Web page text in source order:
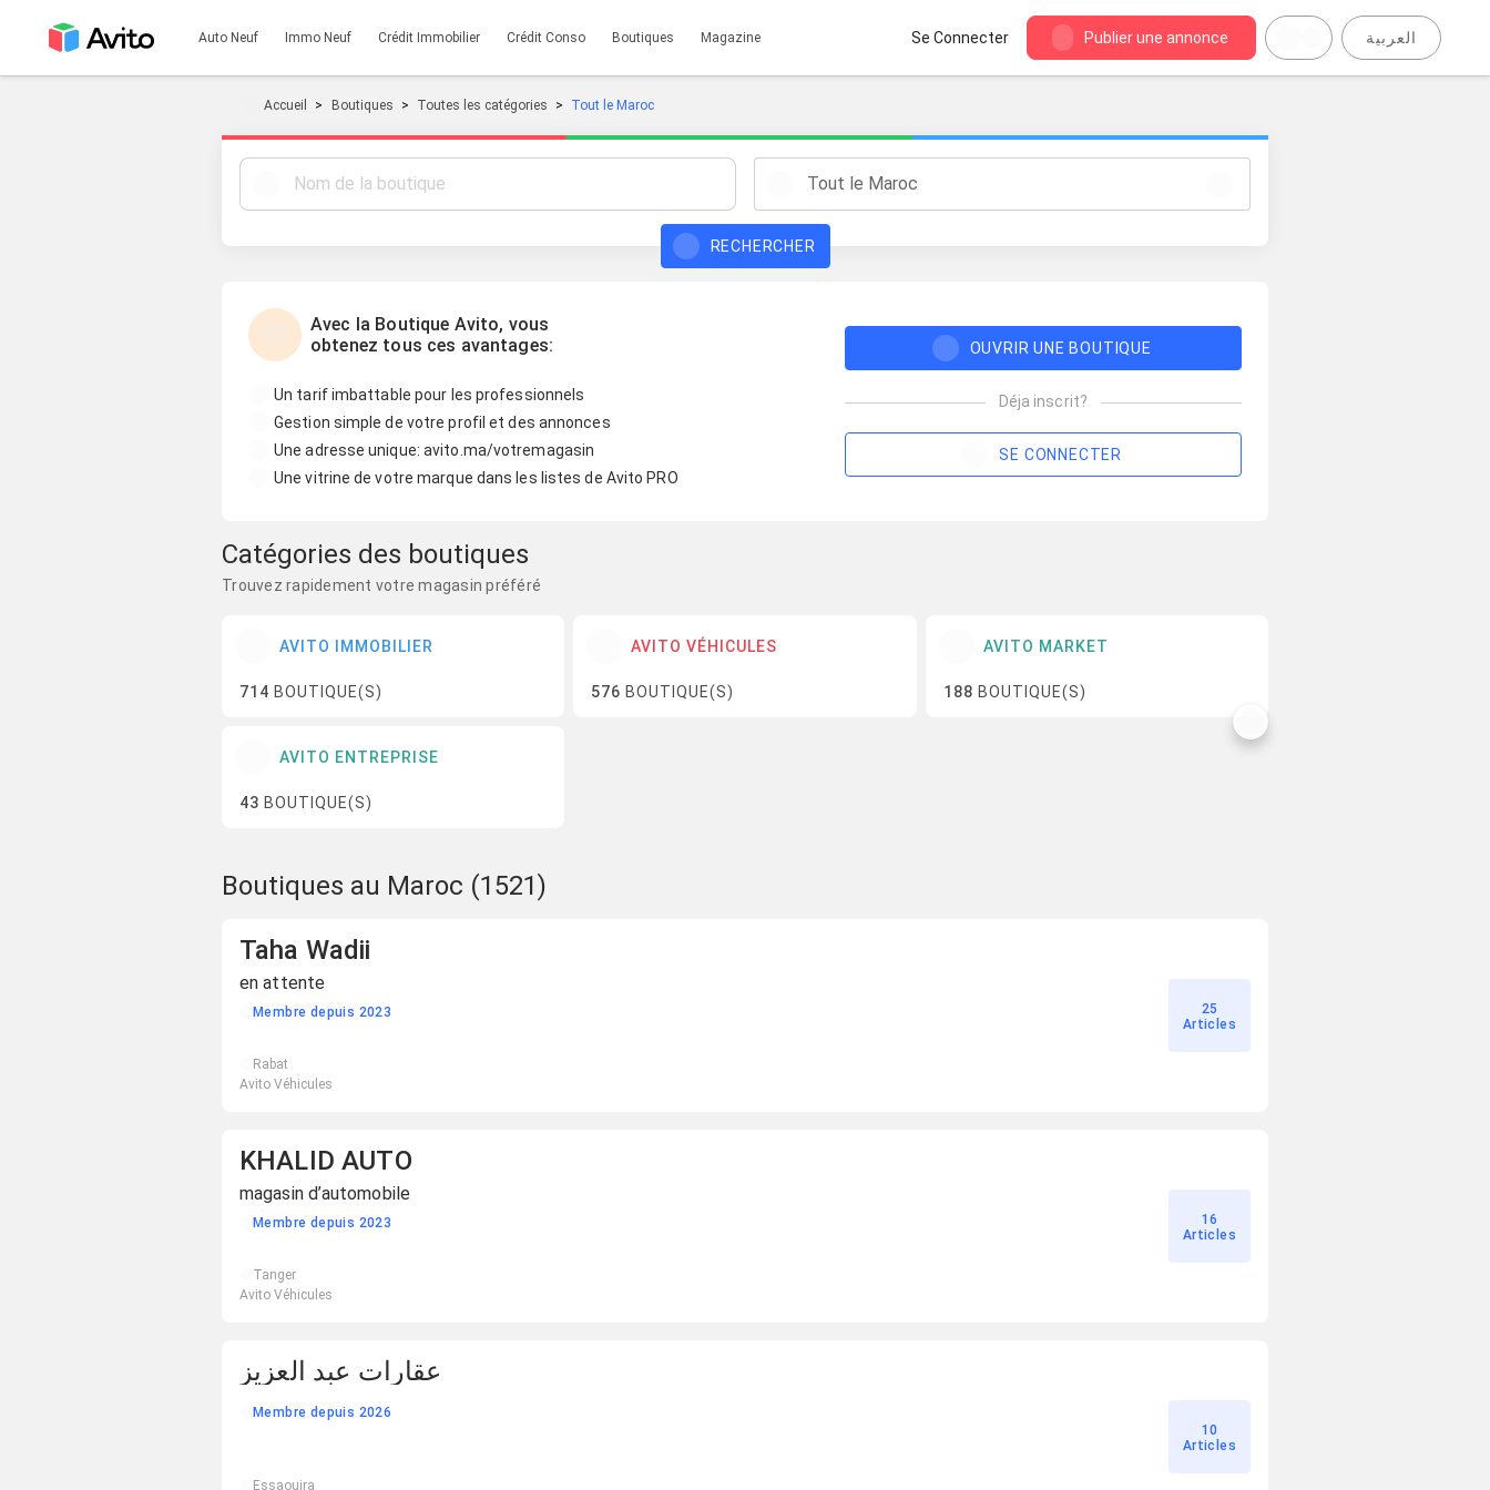
Auto Neuf Immo Neuf Crédit Immobilier Crédit Conso Boutiques Magazine Se Connecter Publier une annonce العربية
Accueil Boutiques Toutes les catégories Tout le Maroc
Tout le Maroc
RECHERCHER
Avec la Boutique Avito, vous
obtenez tous ces avantages:
Un tarif imbattable pour les professionnels
Gestion simple de votre profil et des annonces
Une adresse unique: avito.ma/votremagasin
Une vitrine de votre marque dans les listes de Avito PRO
OUVRIR UNE BOUTIQUE
Déja inscrit?
SE CONNECTER
Catégories des boutiques
Trouvez rapidement votre magasin préféré
AVITO IMMOBILIER
714 BOUTIQUE(S)
AVITO VÉHICULES
576 BOUTIQUE(S)
AVITO MARKET
188 BOUTIQUE(S)
AVITO ENTREPRISE
43 BOUTIQUE(S)
Boutiques au Maroc (1521)
Taha Wadii
en attente
Membre depuis 2023
Rabat
Avito Véhicules
25
Articles
KHALID AUTO
magasin d’automobile
Membre depuis 2023
Tanger
Avito Véhicules
16
Articles
عقارات عبد العزيز
Membre depuis 2026
Essaouira
10
Articles